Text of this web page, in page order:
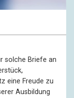
solche Briefe an
eine Freude zu
Ausbildung